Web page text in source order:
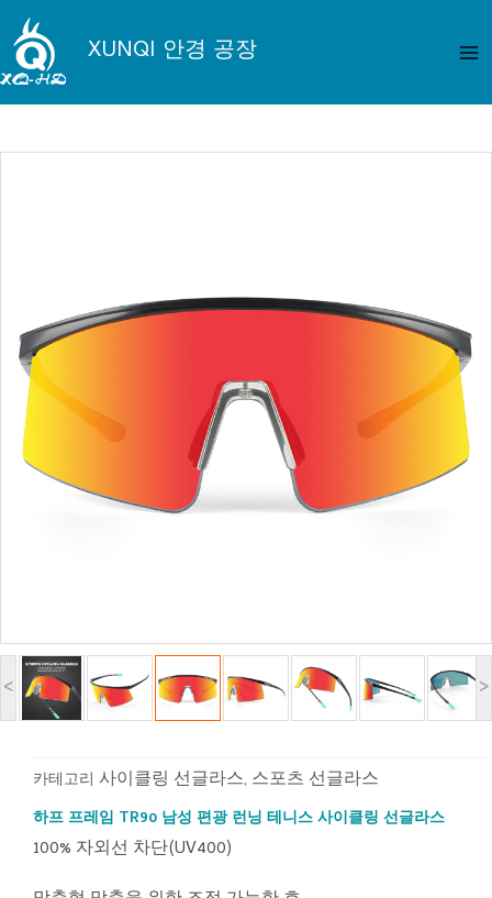
텐
츠
로
너
XUNQI 안경 공장
인
메
뉴
< >
카테고리 사이클링 선글라스, 스포츠 선글라스
하프 프레임 TR90 남성 편광 런닝 테니스 사이클링 선글라스
100% 자외선 차단(UV400)